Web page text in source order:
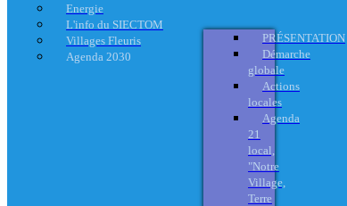
Energie
L'info du SIECTOM
Villages Fleuris
Agenda 2030
PRÉSENTATION
Démarche
globale
Actions
locales
Agenda
21
local,
"Notre
Village,
Terre